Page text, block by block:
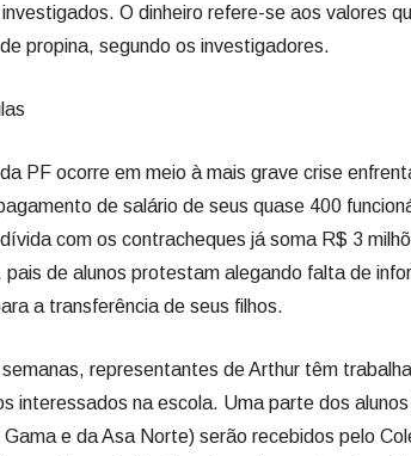
O dinheiro refere-se aos valores
propina, segundo os investigadores.
PF ocorre em meio à mais grave crise
de salário de seus quase 400
com os contracheques já soma R$ 3
pais de alunos protestam alegando falta de
a transferência de seus filhos.
semanas, representantes de Arthur têm
interessados na escola. Uma parte dos
Gama e da Asa Norte) serão recebidos pelo